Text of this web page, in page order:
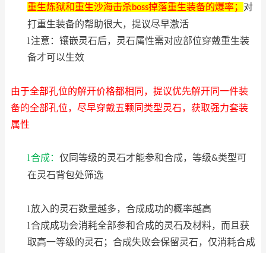
重生炼狱和重生沙海击杀boss掉落重生装备的爆率； 对
打重生装备的帮助很大，提议尽早激活
l 注意：镶嵌灵石后，灵石属性需对应部位穿戴重生装
备才可以生效
由于全部孔位的解开价格都相同，提议优先解开同一件装
备的全部孔位，尽早穿戴五颗同类型灵石，获取强力套装
属性
l合成： 仅同等级的灵石才能参和合成，等级&类型可
在灵石背包处筛选
l放入的灵石数量越多，合成成功的概率越高
l合成成功会消耗全部参和合成的灵石及材料，而且获
取高一等级的灵石；合成失败会保留灵石，仅消耗合成